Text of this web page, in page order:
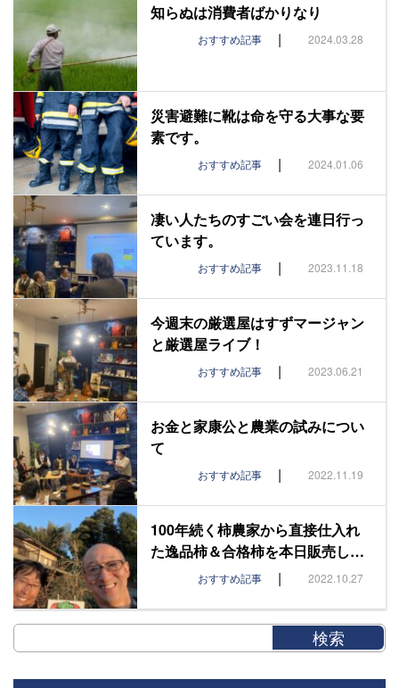
知らぬは消費者ばかりなり
おすすめ記事 | 2024.03.28
災害避難に靴は命を守る大事な要
素です。
おすすめ記事 | 2024.01.06
凄い人たちのすごい会を連日行っ
ています。
おすすめ記事 | 2023.11.18
今週末の厳選屋はすずマージャン
と厳選屋ライブ！
おすすめ記事 | 2023.06.21
お金と家康公と農業の試みについ
て
おすすめ記事 | 2022.11.19
100年続く柿農家から直接仕入れ
た逸品柿＆合格柿を本日販売し…
おすすめ記事 | 2022.10.27